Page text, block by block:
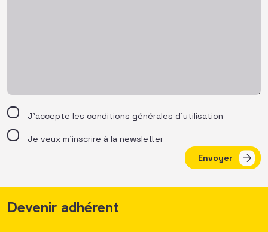
J’accepte les conditions générales d’utilisation
Je veux m'inscrire à la newsletter
Envoyer
Devenir adhérent